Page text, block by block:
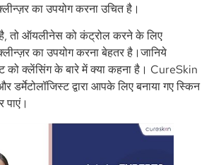
का उपयोग करना उचित है।
तो ऑयलीनेस को कंट्रोल करने के लिए
का उपयोग करना बेहतर है।जानिये
को क्लेंसिंग के बारे में क्या कहना है। CureSkin
द्वारा आपके लिए बनाया गए स्किन